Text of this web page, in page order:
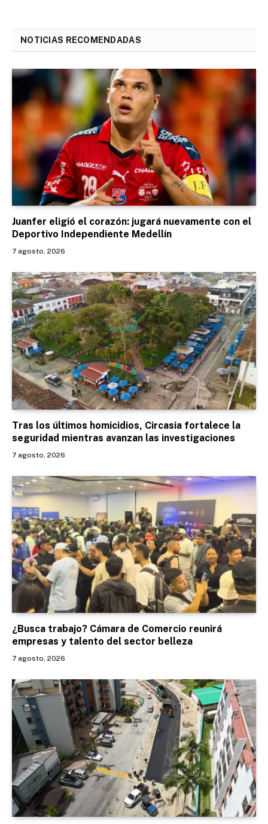
NOTICIAS RECOMENDADAS
Juanfer eligió el corazón: jugará nuevamente con el
Deportivo Independiente Medellín
7 agosto, 2026
Tras los últimos homicidios, Circasia fortalece la
seguridad mientras avanzan las investigaciones
7 agosto, 2026
¿Busca trabajo? Cámara de Comercio reunirá
empresas y talento del sector belleza
7 agosto, 2026